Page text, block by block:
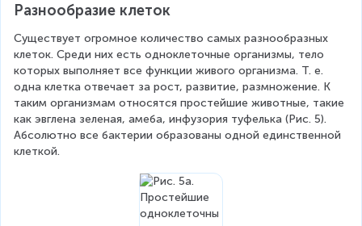
Разнообразие клеток
Существует огромное количество самых разнообразных
клеток. Среди них есть одноклеточные организмы, тело
которых выполняет все функции живого организма. Т. е.
одна клетка отвечает за рост, развитие, размножение. К
таким организмам относятся простейшие животные, такие
как эвглена зеленая, амеба, инфузория туфелька (Рис. 5).
Абсолютно все бактерии образованы одной единственной
клеткой.